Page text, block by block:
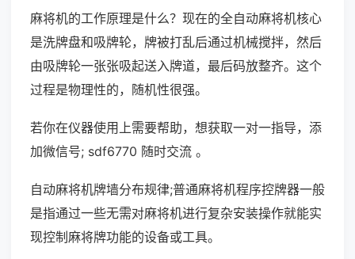
麻将机的工作原理是什么？现在的全自动麻将机核心
是洗牌盘和吸牌轮，牌被打乱后通过机械搅拌，然后
由吸牌轮一张张吸起送入牌道，最后码放整齐。这个
过程是物理性的，随机性很强。
若你在仪器使用上需要帮助，想获取一对一指导，添
加微信号; sdf6770 随时交流 。
自动麻将机牌墙分布规律;普通麻将机程序控牌器一般
是指通过一些无需对麻将机进行复杂安装操作就能实
现控制麻将牌功能的设备或工具。